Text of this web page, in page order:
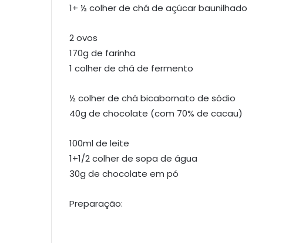
1+ ½ colher de chá de açúcar baunilhado
2 ovos
170g de farinha
1 colher de chá de fermento
½ colher de chá bicabornato de sódio
40g de chocolate (com 70% de cacau)
100ml de leite
1+1/2 colher de sopa de água
30g de chocolate em pó
Preparação: